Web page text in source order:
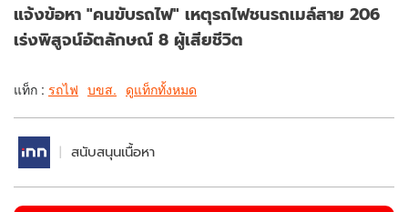
แจ้งข้อหา "คนขับรถไฟ" เหตุรถไฟชนรถเมล์สาย 206
เร่งพิสูจน์อัตลักษณ์ 8 ผู้เสียชีวิต
แท็ก : รถไฟ บขส. ดูแท็กทั้งหมด
สนับสนุนเนื้อหา